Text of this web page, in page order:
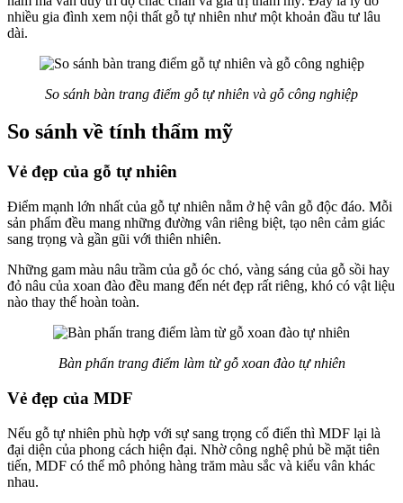
nhiều gia đình xem nội thất gỗ tự nhiên như một khoản đầu tư lâu
dài.
So sánh bàn trang điểm gỗ tự nhiên và gỗ công nghiệp
So sánh về tính thẩm mỹ
Vẻ đẹp của gỗ tự nhiên
Điểm mạnh lớn nhất của gỗ tự nhiên nằm ở hệ vân gỗ độc đáo. Mỗi
sản phẩm đều mang những đường vân riêng biệt, tạo nên cảm giác
sang trọng và gần gũi với thiên nhiên.
Những gam màu nâu trầm của gỗ óc chó, vàng sáng của gỗ sồi hay
đỏ nâu của xoan đào đều mang đến nét đẹp rất riêng, khó có vật liệu
nào thay thế hoàn toàn.
Bàn phấn trang điểm làm từ gỗ xoan đào tự nhiên
Vẻ đẹp của MDF
Nếu gỗ tự nhiên phù hợp với sự sang trọng cổ điển thì MDF lại là
đại diện của phong cách hiện đại. Nhờ công nghệ phủ bề mặt tiên
tiến, MDF có thể mô phỏng hàng trăm màu sắc và kiểu vân khác
nhau.